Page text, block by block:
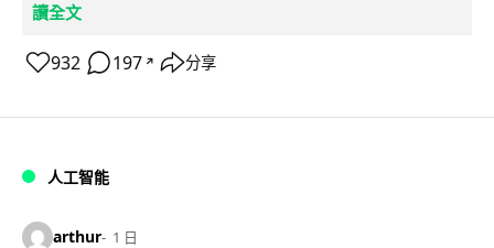
讀全文
932 197 ↗ 分享
人工智能
arthur 1 日